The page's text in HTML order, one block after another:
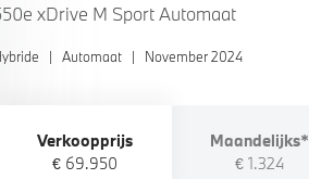
xDrive M Sport Automaat
| Automaat | November 2024
Verkoopprijs
€ 69.950
Maandelijks*
€ 1.324